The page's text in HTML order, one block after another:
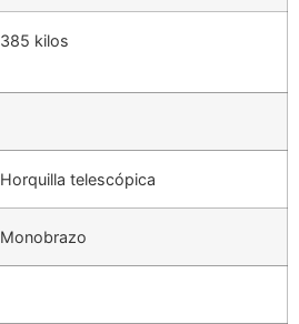
385 kilos
Horquilla telescópica
Monobrazo